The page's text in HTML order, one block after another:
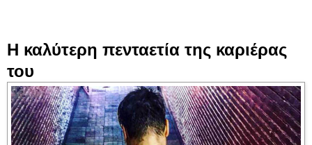
Η καλύτερη πενταετία της καριέρας
του